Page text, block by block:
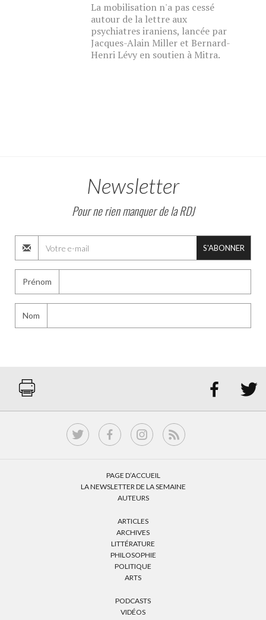
La mobilisation n'a pas cessé
autour de la lettre aux
psychiatres iraniens, lancée par
Jacques-Alain Miller et Bernard-
Henri Lévy en soutien à Mitra.
Newsletter
Pour ne rien manquer de la RDJ
S'ABONNER
Prénom
Nom
 
PAGE D’ACCUEIL
LA NEWSLETTER DE LA SEMAINE
AUTEURS
ARTICLES
ARCHIVES
LITTÉRATURE
PHILOSOPHIE
POLITIQUE
ARTS
PODCASTS
VIDÉOS